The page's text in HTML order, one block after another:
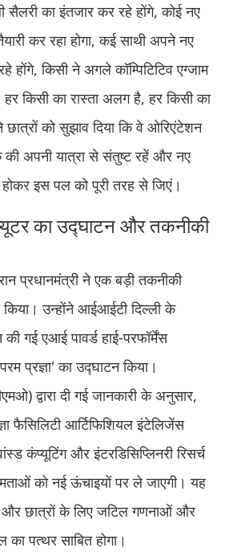
का इंतजार कर रहे होंगे, कोई नए
कर रहा होगा, कई साथी अपने नए
होंगे, किसी ने अगले कॉम्पिटिटिव एग्जाम
हर किसी का रास्ता अलग है, हर किसी का
को सुझाव दिया कि वे ओरिएंटेशन
अपनी यात्रा से संतुष्ट रहें और नए
इस पल को पूरी तरह से जिएं।
का उद्घाटन और तकनीकी
प्रधानमंत्री ने एक बड़ी तकनीकी
उन्होंने आईआईटी दिल्ली के
गई एआई पावर्ड हाई-परफॉर्मेंस
प्रज्ञा' का उद्घाटन किया।
द्वारा दी गई जानकारी के अनुसार,
फैसिलिटी आर्टिफिशियल इंटेलिजेंस
कंप्यूटिंग और इंटरडिसिप्लिनरी रिसर्च
को नई ऊंचाइयों पर ले जाएगी। यह
और छात्रों के लिए जटिल गणनाओं और
पत्थर साबित होगा।